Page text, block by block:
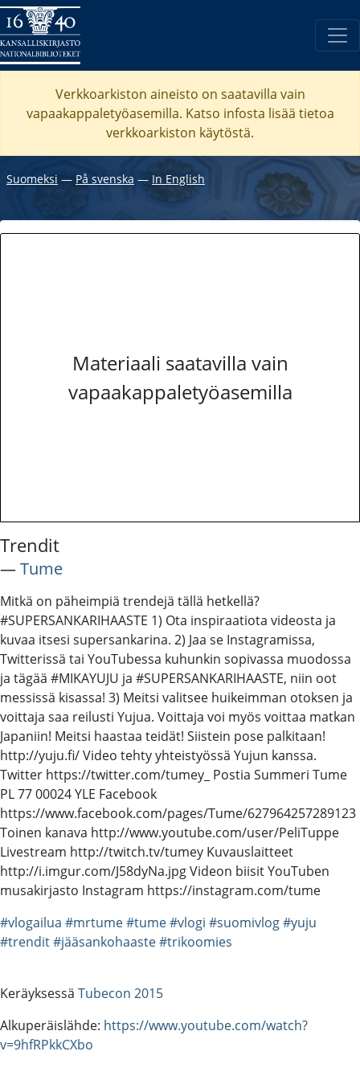
Verkkoarkiston aineisto on saatavilla vain
vapaakappaletyöasemilla. Katso infosta lisää tietoa
verkkoarkiston käytöstä.
Suomeksi ― På svenska ― In English
Materiaali saatavilla vain
vapaakappaletyöasemilla
Trendit
―Tume
Mitkä on päheimpiä trendejä tällä hetkellä?
#SUPERSANKARIHAASTE 1) Ota inspiraatiota videosta ja
kuvaa itsesi supersankarina. 2) Jaa se Instagramissa,
Twitterissä tai YouTubessa kuhunkin sopivassa muodossa
ja tägää #MIKAYUJU ja #SUPERSANKARIHAASTE, niin oot
messissä kisassa! 3) Meitsi valitsee huikeimman otoksen ja
voittaja saa reilusti Yujua. Voittaja voi myös voittaa matkan
Japaniin! Meitsi haastaa teidät! Siistein pose palkitaan!
http://yuju.fi/ Video tehty yhteistyössä Yujun kanssa.
Twitter https://twitter.com/tumey_ Postia Summeri Tume
PL 77 00024 YLE Facebook
https://www.facebook.com/pages/Tume/627964257289123
Toinen kanava http://www.youtube.com/user/PeliTuppe
Livestream http://twitch.tv/tumey Kuvauslaitteet
http://i.imgur.com/J58dyNa.jpg Videon biisit YouTuben
musakirjasto Instagram https://instagram.com/tume
#vlogailua #mrtume#tume#vlogi #suomivlog#yuju
#trendit#jääsankohaaste#trikoomies
Keräyksessä Tubecon 2015
Alkuperäislähde: https://www.youtube.com/watch?
v=9hfRPkkCXbo